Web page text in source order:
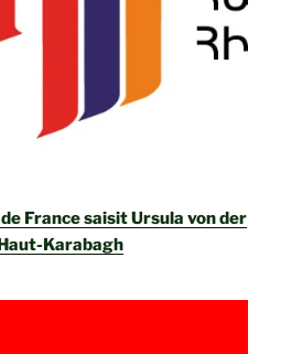
France saisit Ursula von der
Karabagh